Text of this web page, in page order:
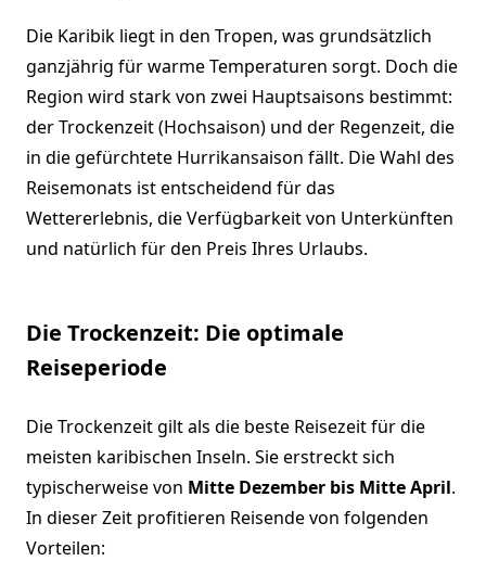
Die Karibik liegt in den Tropen, was grundsätzlich
ganzjährig für warme Temperaturen sorgt. Doch die
Region wird stark von zwei Hauptsaisons bestimmt:
der Trockenzeit (Hochsaison) und der Regenzeit, die
in die gefürchtete Hurrikansaison fällt. Die Wahl des
Reisemonats ist entscheidend für das
Wettererlebnis, die Verfügbarkeit von Unterkünften
und natürlich für den Preis Ihres Urlaubs.
Die Trockenzeit: Die optimale
Reiseperiode
Die Trockenzeit gilt als die beste Reisezeit für die
meisten karibischen Inseln. Sie erstreckt sich
typischerweise von Mitte Dezember bis Mitte April.
In dieser Zeit profitieren Reisende von folgenden
Vorteilen: